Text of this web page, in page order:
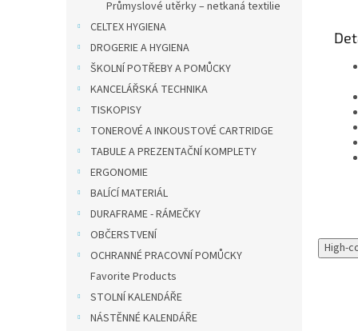
Průmyslové utěrky – netkaná textilie
CELTEX HYGIENA
DROGERIE A HYGIENA
ŠKOLNÍ POTŘEBY A POMŮCKY
KANCELÁŘSKÁ TECHNIKA
TISKOPISY
TONEROVÉ A INKOUSTOVÉ CARTRIDGE
TABULE A PREZENTAČNÍ KOMPLETY
ERGONOMIE
BALÍCÍ MATERIÁL
DURAFRAME - RÁMEČKY
OBČERSTVENÍ
OCHRANNÉ PRACOVNÍ POMŮCKY
Favorite Products
STOLNÍ KALENDÁŘE
NÁSTĚNNÉ KALENDÁŘE
High-